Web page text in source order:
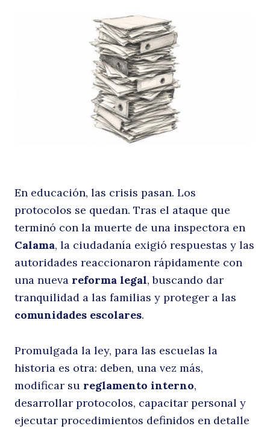
En educación, las crisis pasan. Los
protocolos se quedan. Tras el ataque que
terminó con la muerte de una inspectora en
Calama, la ciudadanía exigió respuestas y las
autoridades reaccionaron rápidamente con
una nueva reforma legal, buscando dar
tranquilidad a las familias y proteger a las
comunidades escolares.
Promulgada la ley, para las escuelas la
historia es otra: deben, una vez más,
modificar su reglamento interno,
desarrollar protocolos, capacitar personal y
ejecutar procedimientos definidos en detalle